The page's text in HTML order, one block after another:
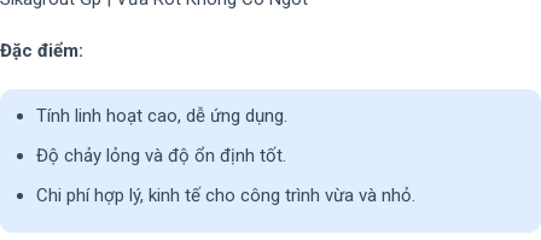
Đặc điểm:
Tính linh hoạt cao, dễ ứng dụng.
Độ chảy lỏng và độ ổn định tốt.
Chi phí hợp lý, kinh tế cho công trình vừa và nhỏ.